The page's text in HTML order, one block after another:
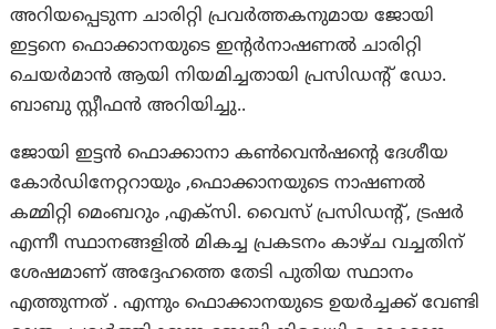
അറിയപ്പെടുന്ന ചാരിറ്റി പ്രവർത്തകനുമായ ജോയി
ഇട്ടനെ ഫൊക്കാനയുടെ ഇന്റർനാഷണൽ ചാരിറ്റി
ചെയർമാൻ ആയി നിയമിച്ചതായി പ്രസിഡന്റ് ഡോ.
ബാബു സ്റ്റീഫൻ അറിയിച്ചു..
ജോയി ഇട്ടൻ ഫൊക്കാനാ കണ്‍വെന്‍ഷന്റെ ദേശീയ
കോര്‍ഡിനേറ്ററായും ,ഫൊക്കാനയുടെ നാഷണൽ
കമ്മിറ്റി മെംബറും ,എക്സി. വൈസ് പ്രസിഡന്റ്, ട്രഷർ
എന്നീ സ്ഥാനങ്ങളിൽ മികച്ച പ്രകടനം കാഴ്ച വച്ചതിന്
ശേഷമാണ് അദ്ദേഹത്തെ തേടി പുതിയ സ്ഥാനം
എത്തുന്നത് . എന്നും ഫൊക്കാനയുടെ ഉയർച്ചക്ക് വേണ്ടി